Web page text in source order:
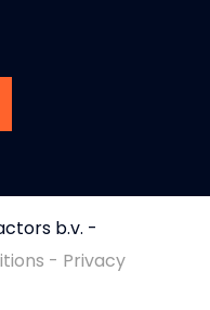
b.v. -
- Privacy